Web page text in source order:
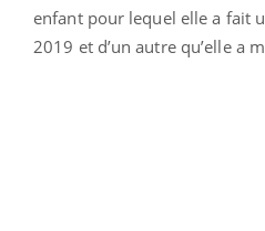
enfant pour lequel elle a fait
2019 et d’un autre qu’elle a